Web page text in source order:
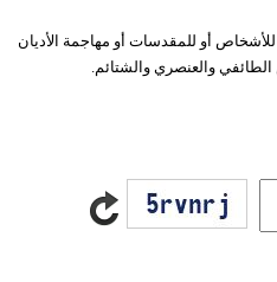
للأشخاص أو للمقدسات أو مهاجمة الأديان
الطائفي والعنصري والشتائم.